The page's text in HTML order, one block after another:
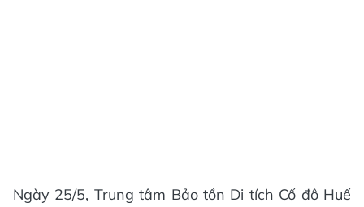
Ngày 25/5, Trung tâm Bảo tồn Di tích Cố đô Huế